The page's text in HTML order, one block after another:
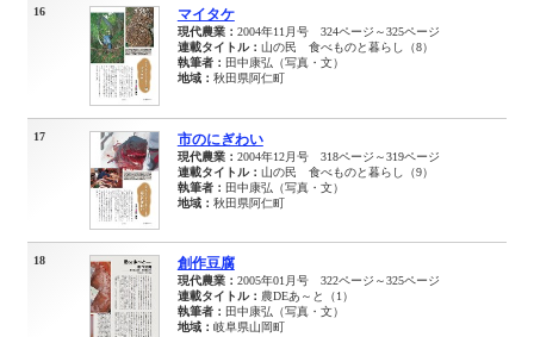
16 マイタケ
現代農業： 2004年11月号 324ページ～325ページ
連載タイトル： 山の民 食べものと暮らし（8）
執筆者： 田中康弘（写真・文）
地域： 秋田県阿仁町
17 市のにぎわい
現代農業： 2004年12月号 318ページ～319ページ
連載タイトル： 山の民 食べものと暮らし（9）
執筆者： 田中康弘（写真・文）
地域： 秋田県阿仁町
18 創作豆腐
現代農業： 2005年01月号 322ページ～325ページ
連載タイトル： 農DEあ～と（1）
執筆者： 田中康弘（写真・文）
地域： 岐阜県山岡町